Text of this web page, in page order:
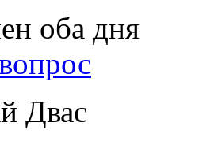
оба дня
Двас